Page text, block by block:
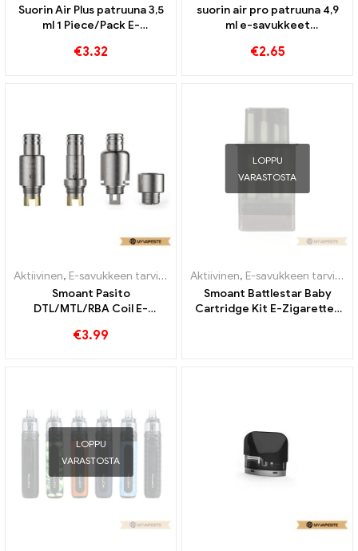
Suorin Air Plus patruuna 3,5
ml 1 Piece/Pack E-
Räätälöity
€3.32
suorin air pro patruuna 4,9
ml e-savukkeet
€2.65
Aktiivinen, E-savukkeen tarvikkeet ,Höyrystin
Smoant Pasito
DTL/MTL/RBA Coil E-
Räätälöity
€3.99
LOPPU
VARASTOSTA
Aktiivinen, E-savukkeen tarvikkeet
Smoant Battlestar Baby
Cartridge Kit E-Zigaretten
LOPPU
VARASTOSTA